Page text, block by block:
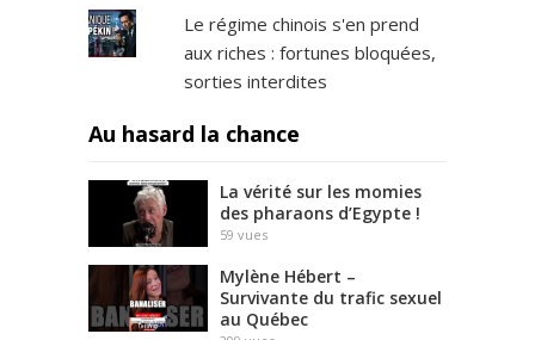
Le régime chinois s'en prend
aux riches : fortunes bloquées,
sorties interdites
Au hasard la chance
La vérité sur les momies
des pharaons d’Egypte !
59 vues
Mylène Hébert –
Survivante du trafic sexuel
au Québec